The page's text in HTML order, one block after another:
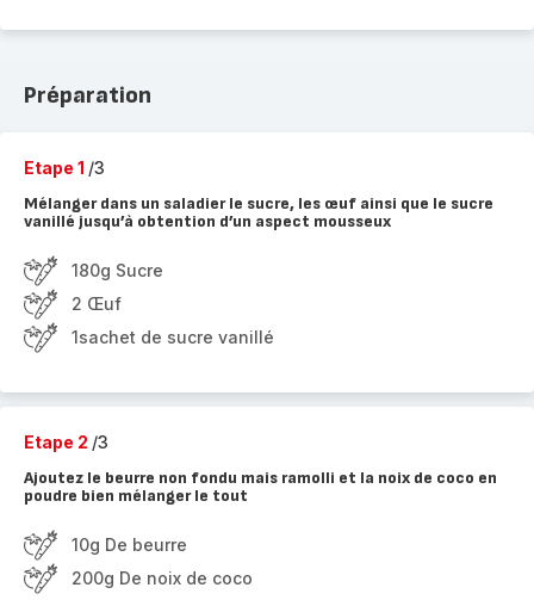
Préparation
Etape 1 /3
Mélanger dans un saladier le sucre, les œuf ainsi que le sucre
vanillé jusqu’à obtention d’un aspect mousseux
180g Sucre
2 Œuf
1sachet de sucre vanillé
Etape 2 /3
Ajoutez le beurre non fondu mais ramolli et la noix de coco en
poudre bien mélanger le tout
10g De beurre
200g De noix de coco